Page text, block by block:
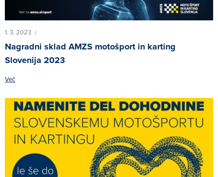
1. 3. 2023 |
Nagradni sklad AMZS motošport in karting
Slovenija 2023
Več